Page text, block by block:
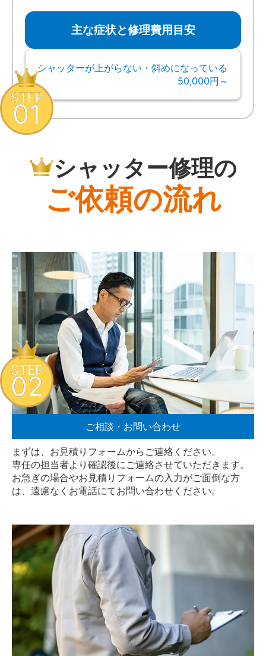
主な症状と修理費用目安
シャッターが上がらない・斜めになっている
50,000円～
シャッター修理の
ご依頼の流れ
STEP
01
ご相談・お問い合わせ
まずは、お見積りフォームからご連絡ください。
専任の担当者より確認後にご連絡させていただきます。
お急ぎの場合やお見積りフォームの入力がご面倒な方
は、遠慮なく お電話にてお問い合わせください。
STEP
02